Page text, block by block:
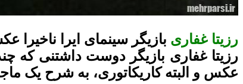
رزیتا غفاری بازیگر سینمای ایرا
رزیتا غفاری بازیگر دوست داشتنی که
عکس و البته کاریکاتوری، به شرح یک ماجرای ۱۵ ساله